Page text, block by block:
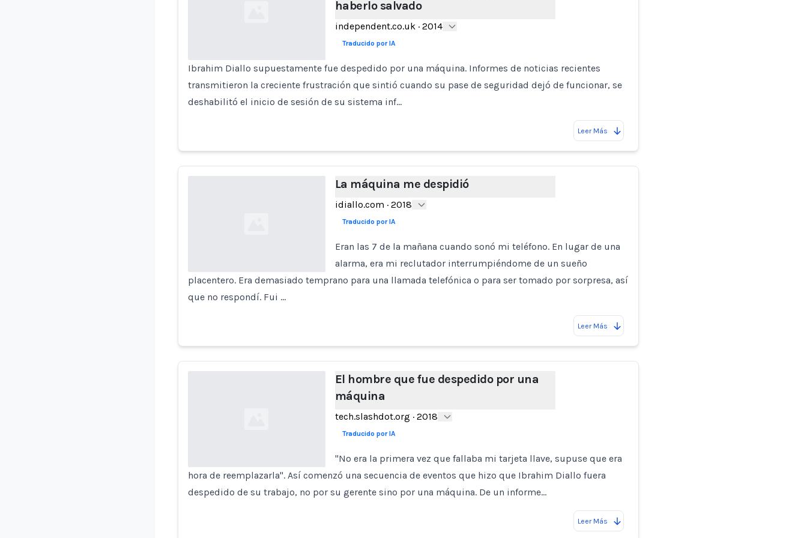
haberlo salvado
independent.co.uk· 2014
Traducido por IA
Ibrahim Diallo supuestamente fue despedido por una máquina. Informes de noticias recientes
transmitieron la creciente frustración que sintió cuando su pase de seguridad dejó de funcionar, se
deshabilitó el inicio de sesión de su sistema inf…
Leer Más
La máquina me despidió
idiallo.com · 2018
Traducido por IA
Eran las 7 de la mañana cuando sonó mi teléfono. En lugar de una
alarma, era mi reclutador interrumpiéndome de un sueño
placentero. Era demasiado temprano para una llamada telefónica o para ser tomado por sorpresa, así
que no respondí. Fui …
Leer Más
El hombre que fue despedido por una
máquina
tech.slashdot.org · 2018
Traducido por IA
"No era la primera vez que fallaba mi tarjeta llave, supuse que era
hora de reemplazarla". Así comenzó una secuencia de eventos que hizo que Ibrahim Diallo fuera
despedido de su trabajo, no por su gerente sino por una máquina. De un informe…
Leer Más